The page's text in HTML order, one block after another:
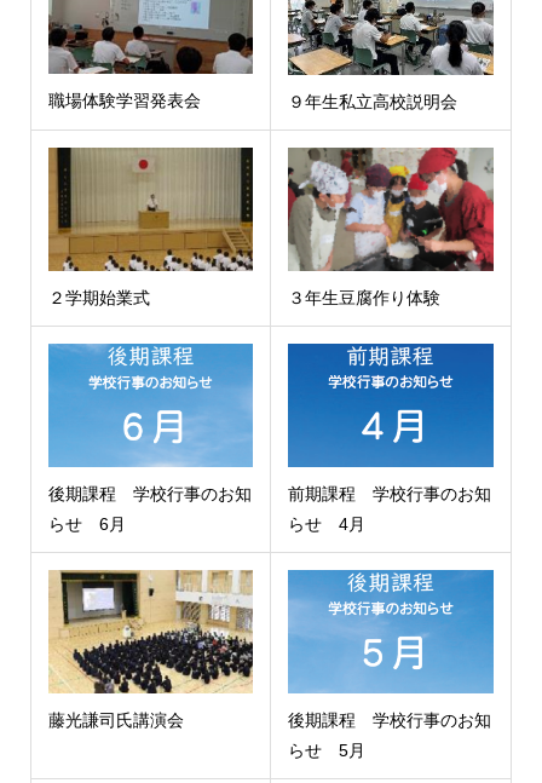
職場体験学習発表会 ９年生私立高校説明会
２学期始業式 ３年生豆腐作り体験
後期課程 学校行事のお知
らせ 6月
前期課程 学校行事のお知
らせ 4月
藤光謙司氏講演会
後期課程 学校行事のお知
らせ 5月